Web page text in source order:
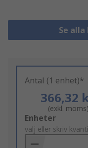
Se
Antal (1 enhet)*
366,32
(exkl. moms)
Add
to
Basket
Enheter
välj eller skriv